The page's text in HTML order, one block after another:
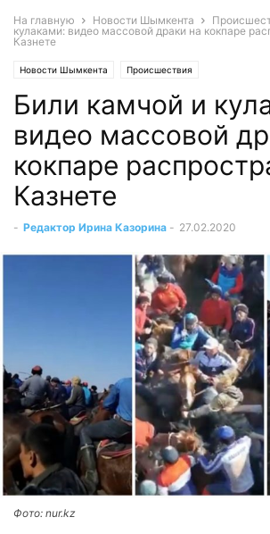
На главную Новости Шымкента
кулаками: видео массовой драки на кокпаре
Казнете
Новости Шымкента Происшествия
Били камчой и
видео массовой
кокпаре
Казнете
- Редактор Ирина Казорина - 27.02.2020
Фото: nur.kz